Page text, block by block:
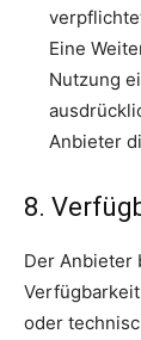
Eine
Nutzung
Anbieter
8.
Der Anbieter
oder